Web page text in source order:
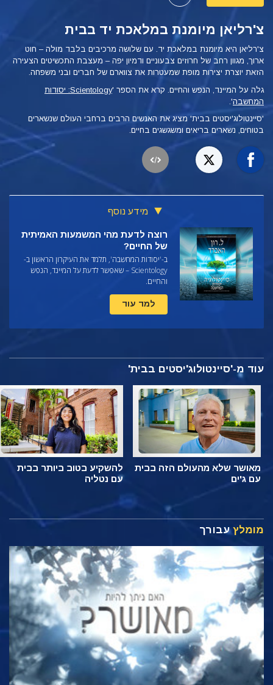
צ'רליאן מיומנת במלאכת יד בבית
צ'רליאן היא מיומנת במלאכת יד. עם שלושה מרכיבים בלבד מולה – חוט
ארוך, מגוון רחב של חרוזים צבעוניים ודמיון יפה – מעצבת התכשיטים הצעירה
הזאת יוצרת יצירות מופת שמעטרות את צווארם של חברים ובני משפחה.
גלה על המיינד, הנפש והחיים. קרא את הספר '
Scientology: יסודות
המחשבה'.
'סיינטולוג'יסטים בבית' מציג את האנשים הרבים ברחבי העולם שנשארים
בטוחים, נשארים בריאים ומשגשגים בחיים.
מידע נוסף
רוצה לדעת מהי המשמעות האמיתית
של החיים?
ב-'יסודות המחשבה', תלמד את העיקרון הראשון ב-
Scientology – שאפשר לדעת על המיינד, הנפש
והחיים.
למד עוד
עוד מ-'סיינטולוג'יסטים בבית'
מאושר שלא מהעולם הזה בבית
עם ג'ים
להשקיע בטוב ביותר בבית
עם נטליה
מומלץעבורך